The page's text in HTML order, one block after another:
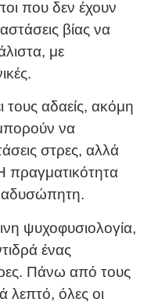
που δεν έχουν
βίας να
με
τους αδαείς, ακόμη
να
στρες, αλλά
αδυσώπητη.
ψυχοφυσιολογία,
ένας
Πάνω από τους
λεπτό, όλες οι